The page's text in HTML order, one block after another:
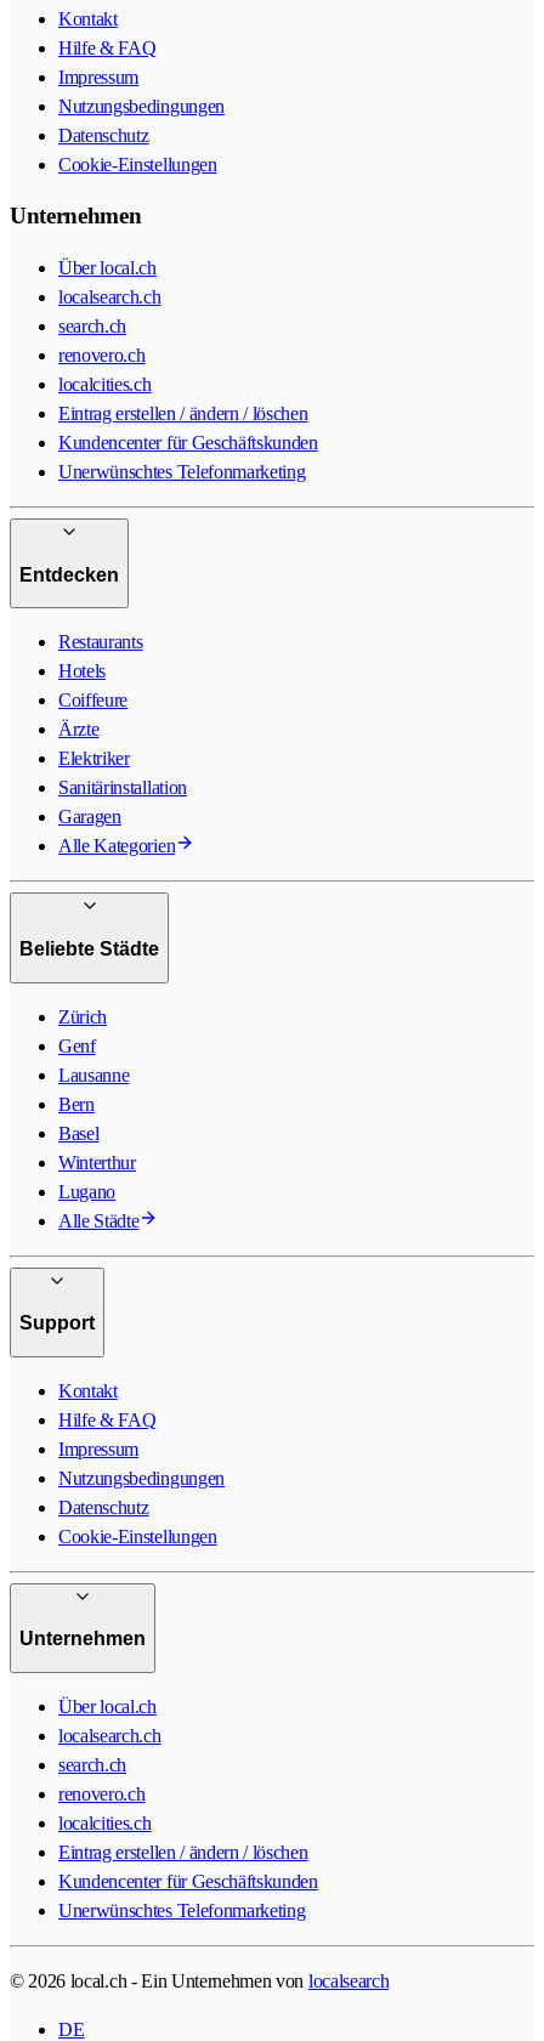
Kontakt
Hilfe & FAQ
Impressum
Nutzungsbedingungen
Datenschutz
Cookie-Einstellungen
Unternehmen
Über local.ch
localsearch.ch
search.ch
renovero.ch
localcities.ch
Eintrag erstellen / ändern / löschen
Kundencenter für Geschäftskunden
Unerwünschtes Telefonmarketing
Entdecken
Restaurants
Hotels
Coiffeure
Ärzte
Elektriker
Sanitärinstallation
Garagen
Alle Kategorien
Beliebte Städte
Zürich
Genf
Lausanne
Bern
Basel
Winterthur
Lugano
Alle Städte
Support
Kontakt
Hilfe & FAQ
Impressum
Nutzungsbedingungen
Datenschutz
Cookie-Einstellungen
Unternehmen
Über local.ch
localsearch.ch
search.ch
renovero.ch
localcities.ch
Eintrag erstellen / ändern / löschen
Kundencenter für Geschäftskunden
Unerwünschtes Telefonmarketing
© 2026 local.ch - Ein Unternehmen von localsearch
DE